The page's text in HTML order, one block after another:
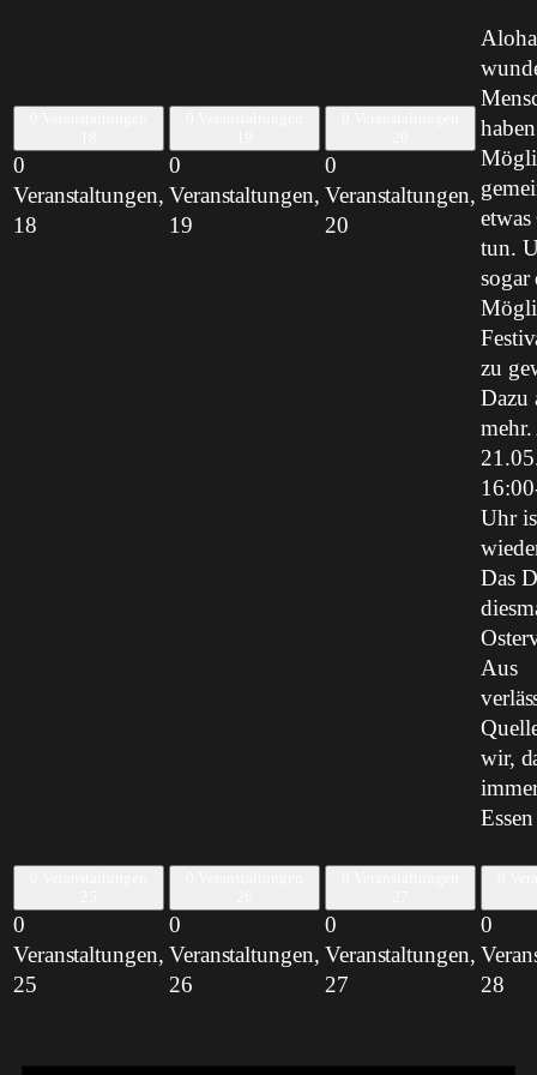
0
Veranstaltungen,
18
0
Veranstaltungen,
19
0
Veranstaltungen,
20
etwas
tun.
sogar
zu
Dazu
Uhr
Das
Aus
wir,
0
Veranstaltungen,
25
0
Veranstaltungen,
26
0
Veranstaltungen,
27
0
28